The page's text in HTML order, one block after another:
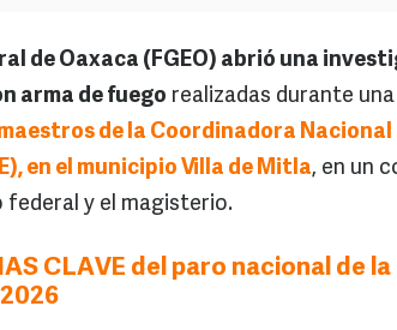
de Oaxaca (FGEO) abrió una
arma de fuego realizadas durante
de la Coordinadora Nacional
en el municipio Villa de Mitla, en un
federal y el magisterio.
CLAVE del paro nacional de